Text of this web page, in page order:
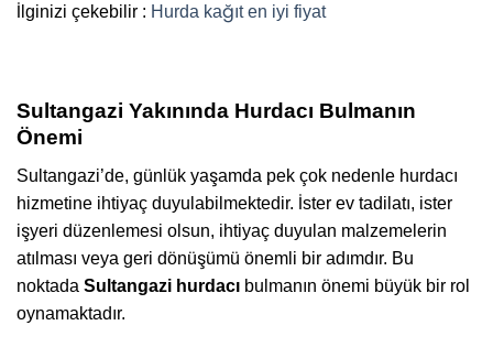
İlginizi çekebilir : Hurda kağıt en iyi fiyat
Sultangazi Yakınında Hurdacı Bulmanın
Önemi
Sultangazi’de, günlük yaşamda pek çok nedenle hurdacı
hizmetine ihtiyaç duyulabilmektedir. İster ev tadilatı, ister
işyeri düzenlemesi olsun, ihtiyaç duyulan malzemelerin
atılması veya geri dönüşümü önemli bir adımdır. Bu
noktada Sultangazi hurdacı bulmanın önemi büyük bir rol
oynamaktadır.